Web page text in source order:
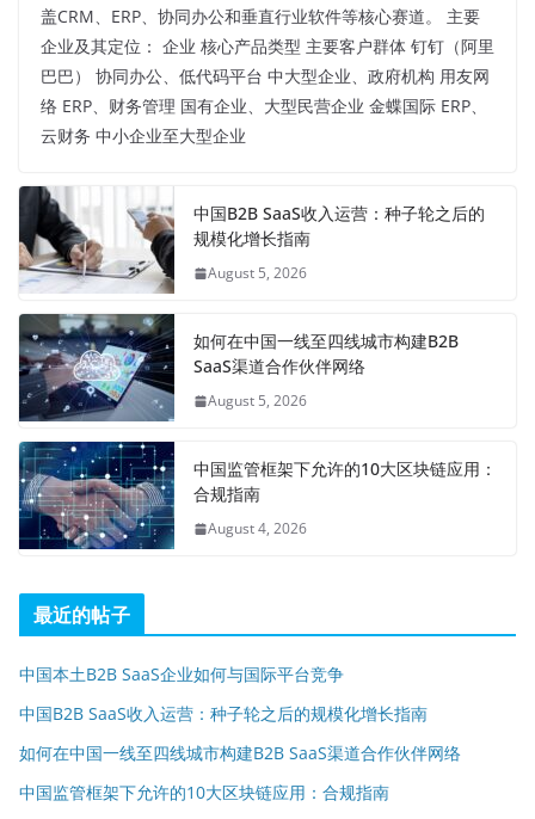
盖CRM、ERP、协同办公和垂直行业软件等核心赛道。 主要
企业及其定位： 企业 核心产品类型 主要客户群体 钉钉（阿里
巴巴） 协同办公、低代码平台 中大型企业、政府机构 用友网
络 ERP、财务管理 国有企业、大型民营企业 金蝶国际 ERP、
云财务 中小企业至大型企业
中国B2B SaaS收入运营：种子轮之后的
规模化增长指南
August 5, 2026
如何在中国一线至四线城市构建B2B
SaaS渠道合作伙伴网络
August 5, 2026
中国监管框架下允许的10大区块链应用：
合规指南
August 4, 2026
最近的帖子
中国本土B2B SaaS企业如何与国际平台竞争
中国B2B SaaS收入运营：种子轮之后的规模化增长指南
如何在中国一线至四线城市构建B2B SaaS渠道合作伙伴网络
中国监管框架下允许的10大区块链应用：合规指南